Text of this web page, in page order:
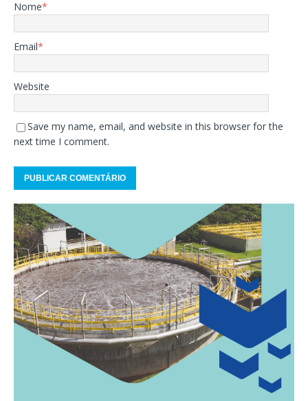
Nome*
Email*
Website
Save my name, email, and website in this browser for the
next time I comment.